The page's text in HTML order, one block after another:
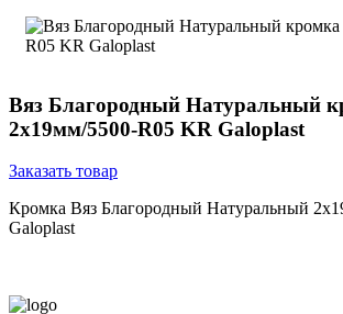
Вяз Благородный Натуральный
2х19мм/5500-R05 KR Galoplast
Заказать товар
Кромка Вяз Благородный Натуральный
Galoplast